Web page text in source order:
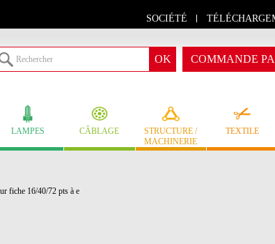
SOCIÉTÉ
COMMANDE
LAMPES CÂBLAGE
STRUCTURE /
MACHINERIE
TEXTILE
fiche 16/40/72 pts à e